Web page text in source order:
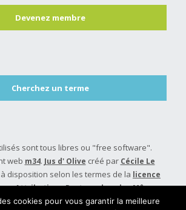
Devenez membre
Cherchez un terme
sont tous libres ou "free software".
web m34. Jus d' Olive créé par Cécile Le
disposition selon les termes de la licence
Attribution - Partage dans les Mêmes
4.0 International.
cookies pour vous garantir la meilleure